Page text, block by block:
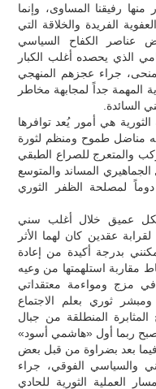
رفيقنا المساوى، وإنما
الفريدة والخلاقة التي
عناصر الكفاح السياسي
الذي يحصده أغلب الكبار
جراء عجزهم المنهجي
المهمة جداً لمجابهة مخاطر
السائدة.
الثورية هي أمور يُعد توافرها
مناضل طموح ومنظم لثورة
والمتعرج للصراع الطبقي
الجماهيري المساند والمتوسع
لمصلحة الظفر الثوري
عميق خلال أغلب سني
عقدين كان لهما الأثر
بدرجة أكيدة من إعادة
مقاربة استلهمتها من وعيه
في مزج ومواءمة معتقداتي
ثوري بعلم الاجتماع
المنطلقة من جبال
ربما أول «هاشمي أسود»
بعد بضراوة من قبل بعض
والسياسي الفوقي، جراء
العملية الثورية للحادي